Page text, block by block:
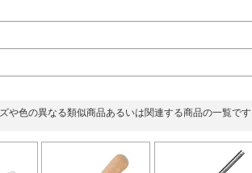
や色の異なる類似商品あるいは関連する商品の一覧です